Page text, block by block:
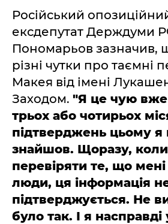
Російський
ексдепутат Держдуми
Пономарьов зазначив,
різні чутки про таємні
Макея від імені
Заходом. "Я це чую
трьох або чотирьох
підтверджень цьому я
знайшов. Щоразу,
перевіряти те, що
люди, ця інформація
підтверджується. Не
було так. І я